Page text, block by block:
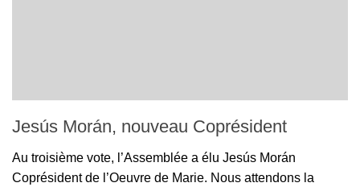
Jesús Morán, nouveau Coprésident
Au troisième vote, l’Assemblée a élu Jesús Morán
Coprésident de l’Oeuvre de Marie. Nous attendons la